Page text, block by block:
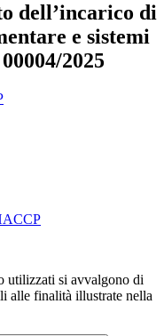
dell’incarico di
e sistemi
2025
utilizzati si avvalgono di
alle finalità illustrate nella